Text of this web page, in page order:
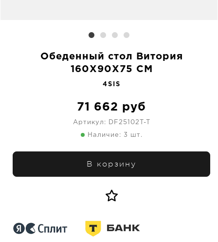
Обеденный стол Витория
160X90X75 CM
4SIS
71 662 руб
Артикул: DF25102T-T
Наличие: 3 шт.
В корзину